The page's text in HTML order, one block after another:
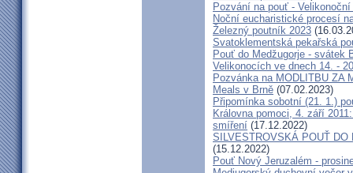
Pozvání na pouť -
Noční eucharistické procesí
Železný poutník 2023
Svatoklementská pekařská
Pouť do Medžugorje - svátek
Velikonocích ve dnech 14. -
Pozvánka na MODLITBU ZA
Meals v Brně (07.02.2023)
Připomínka sobotní (21. 1.)
Královna pomoci, 4. září
smíření (17.12.2022)
SILVESTROVSKÁ POUŤ DO
(15.12.2022)
Pouť Nový Jeruzalém -